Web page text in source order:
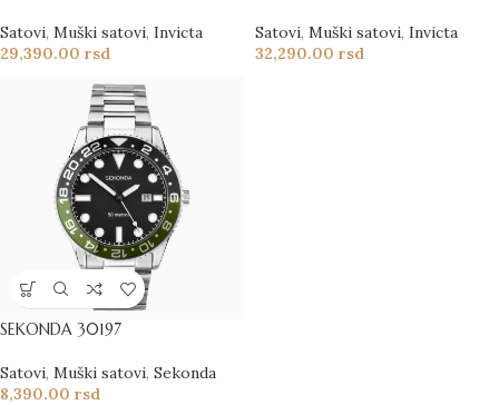
Satovi, Muški satovi, Invicta
29,390.00 rsd
Satovi, Muški satovi, Invicta
32,290.00 rsd
SEKONDA 30197
Satovi, Muški satovi, Sekonda
8,390.00 rsd